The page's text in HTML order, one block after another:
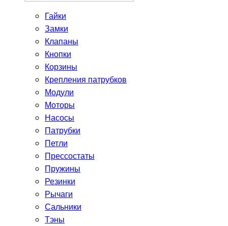
Гайки
Замки
Клапаны
Кнопки
Корзины
Крепления патрубков
Модули
Моторы
Насосы
Патрубки
Петли
Прессостаты
Пружины
Резинки
Рычаги
Сальники
Тэны